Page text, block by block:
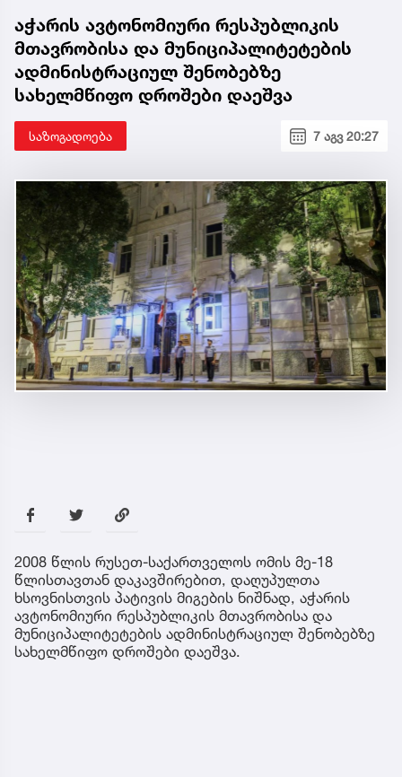
აჭარის ავტონომიური რესპუბლიკის
მთავრობისა და მუნიციპალიტეტების
ადმინისტრაციულ შენობებზე
სახელმწიფო დროშები დაეშვა
საზოგადოება 7 აგვ 20:27
2008 წლის რუსეთ-საქართველოს ომის მე-18
წლისთავთან დაკავშირებით, დაღუპულთა
ხსოვნისთვის პატივის მიგების ნიშნად, აჭარის
ავტონომიური რესპუბლიკის მთავრობისა და
მუნიციპალიტეტების ადმინისტრაციულ შენობებზე
სახელმწიფო დროშები დაეშვა.